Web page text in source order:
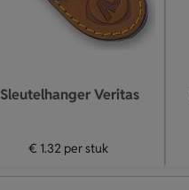
Sleutelhanger Veritas
€ 1.32per stuk